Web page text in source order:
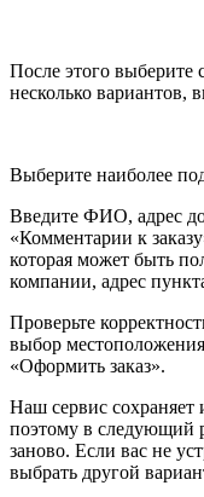
После этого выберите
несколько вариантов,
Выберите наиболее
Введите ФИО, адрес
«Комментарии к
которая может быть
компании, адрес
Проверьте
выбор
«Оформить заказ».
Наш сервис сохраняет
поэтому в следующий
заново. Если вас не
выбрать другой